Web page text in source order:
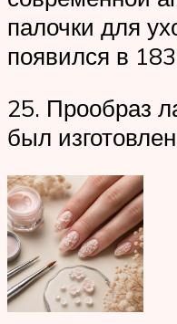
палочки для
появился в
25. Прообраз
был